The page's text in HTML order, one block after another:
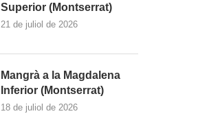
Superior (Montserrat)
21 de juliol de 2026
Mangrà a la Magdalena
Inferior (Montserrat)
18 de juliol de 2026